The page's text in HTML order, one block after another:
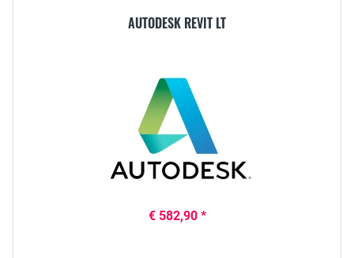
AUTODESK REVIT LT
€ 582,90 *